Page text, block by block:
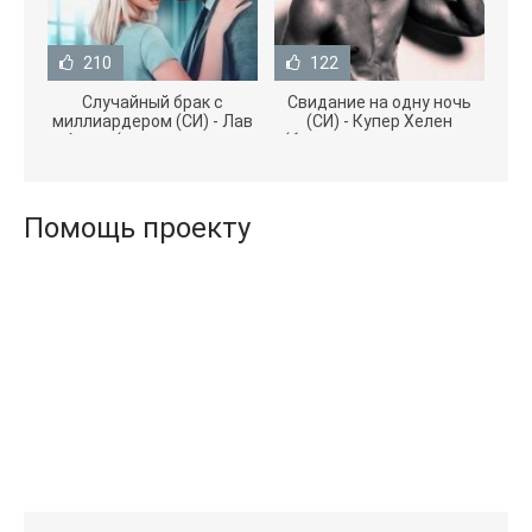
210
Случайный брак с
миллиардером (СИ) - Лав
Агата (полная версия
122
Свидание на одну ночь
(СИ) - Купер Хелен
(бесплатные серии книг
Помощь проекту